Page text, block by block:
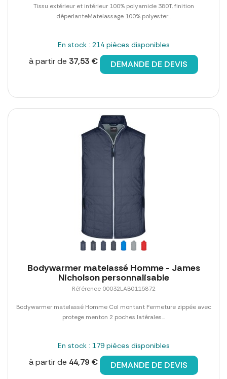
Tissu extérieur et intérieur 100% polyamide 380T, finition
déperlanteMatelassage 100% polyester...
En stock : 214 pièces disponibles
à partir de 37,53 € DEMANDE DE DEVIS
Bodywarmer matelassé Homme - James
Nicholson personnalisable
Référence 00032LAB0115872
Bodywarmer matelassé Homme Col montant Fermeture zippée avec
protege menton 2 poches latérales...
En stock : 179 pièces disponibles
à partir de 44,79 € DEMANDE DE DEVIS